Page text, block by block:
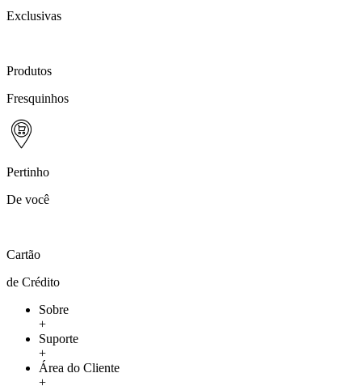
Exclusivas
Produtos
Fresquinhos
Pertinho
De você
Cartão
de Crédito
Sobre
+
Suporte
+
Área do Cliente
+